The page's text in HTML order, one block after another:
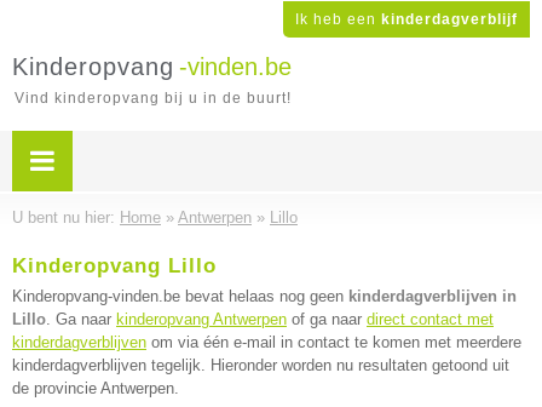
Ik heb een kinderdagverblijf
Kinderopvang -vinden.be
Vind kinderopvang bij u in de buurt!
U bent nu hier: Home » Antwerpen » Lillo
Kinderopvang Lillo
Kinderopvang-vinden.be bevat helaas nog geen kinderdagverblijven in
Lillo. Ga naar kinderopvang Antwerpen of ga naar direct contact met
kinderdagverblijven om via één e-mail in contact te komen met meerdere
kinderdagverblijven tegelijk. Hieronder worden nu resultaten getoond uit
de provincie Antwerpen.